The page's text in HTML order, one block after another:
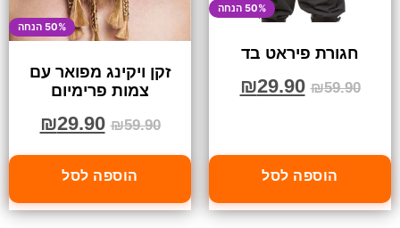
50% הנחה
חגורת פיראט בד
₪59.90
₪29.90
הוספה לסל
50% הנחה
זקן ויקינג מפואר עם
צמות פרימיום
₪59.90
₪29.90
הוספה לסל